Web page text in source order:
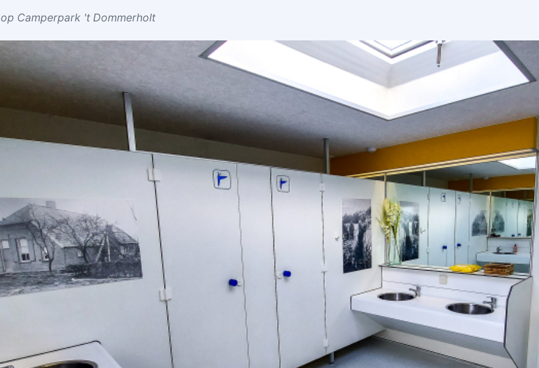
Camperpark 't Dommerholt